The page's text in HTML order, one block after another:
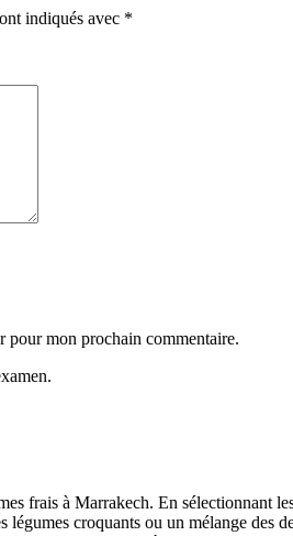
indiqués avec *
pour mon prochain commentaire.
frais à Marrakech. En sélectionnant
croquants ou un mélange